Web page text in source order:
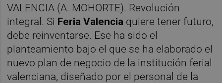
VALENCIA (A. MOHORTE). Revolución
integral. Si Feria Valencia quiere tener futuro,
debe reinventarse. Ese ha sido el
planteamiento bajo el que se ha elaborado el
nuevo plan de negocio de la institución ferial
valenciana, diseñado por el personal de la